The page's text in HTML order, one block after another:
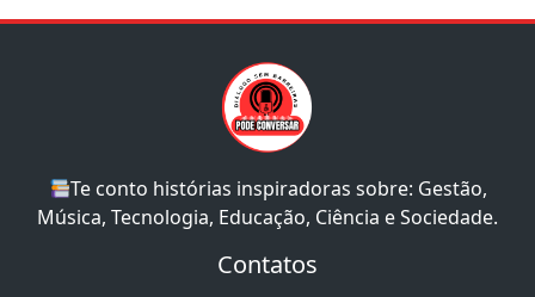
Te conto histórias inspiradoras sobre: Gestão,
Música, Tecnologia, Educação, Ciência e Sociedade.
Contatos